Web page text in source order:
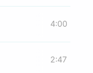
4:00
2:47